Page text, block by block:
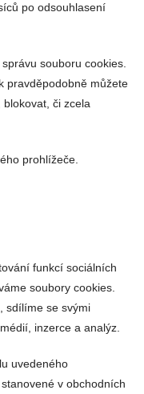
po odsouhlasení
souboru cookies.
pravděpodobně můžete
či zcela
prohlížeče.
funkcí sociálních
soubory cookies.
sdílíme se svými
inzerce a analýz.
uvedeného
v obchodních